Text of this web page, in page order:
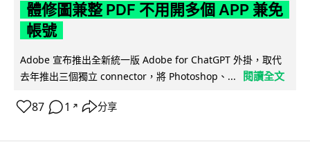
體修圖兼整 PDF 不用開多個 APP 兼免
帳號
Adobe 宣布推出全新統一版 Adobe for ChatGPT 外掛，取代
去年推出三個獨立 connector，將 Photoshop、...
閱讀全文
87 1 ↗ 分享